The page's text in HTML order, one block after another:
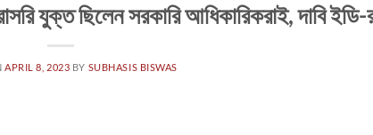
যুক্ত ছিলেন সরকারি আধিকারিকরাই, দাবি ইডি-
APRIL 8, 2023 BY SUBHASIS BISWAS